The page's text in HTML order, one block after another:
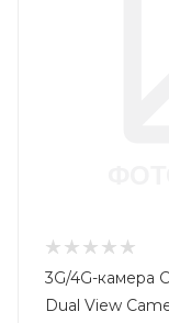
3G/4G-камера
Dual View